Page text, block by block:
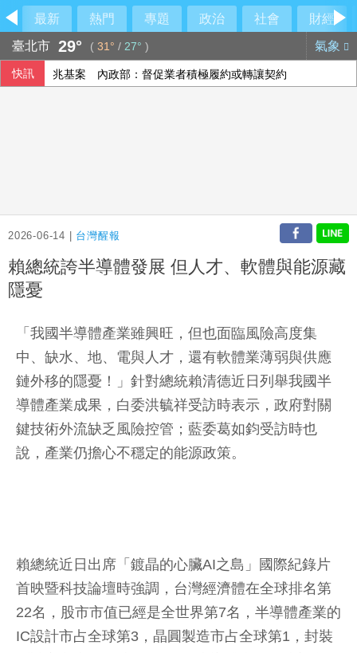
最新 熱門 專題 政治 社會
財經
臺北市 29° ( 31° / 27° ) 氣象
快訊 兆基案 內政部：督促業者積極履約或轉讓契約
2026-06-14 | 台灣醒報
賴總統誇半導體發展 但人才、軟體與能源藏
隱憂
「我國半導體產業雖興旺，但也面臨風險高度集
中、缺水、地、電與人才，還有軟體業薄弱與供應
鏈外移的隱憂！」針對總統賴清德近日列舉我國半
導體產業成果，白委洪毓祥受訪時表示，政府對關
鍵技術外流缺乏風險控管；藍委葛如鈞受訪時也
說，產業仍擔心不穩定的能源政策。
賴總統近日出席「鍍晶的心臟AI之島」國際紀錄片
首映暨科技論壇時強調，台灣經濟體在全球排名第
22名，股市市值已經是全世界第7名，半導體產業的
IC設計市占全球第3，晶圓製造市占全球第1，封裝